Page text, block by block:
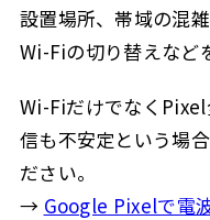
設置場所、帯域の混
Wi-Fiの切り替えなど
Wi-Fiだけでなく
信も不安定という場
ださい。
→ Google Pixelで電